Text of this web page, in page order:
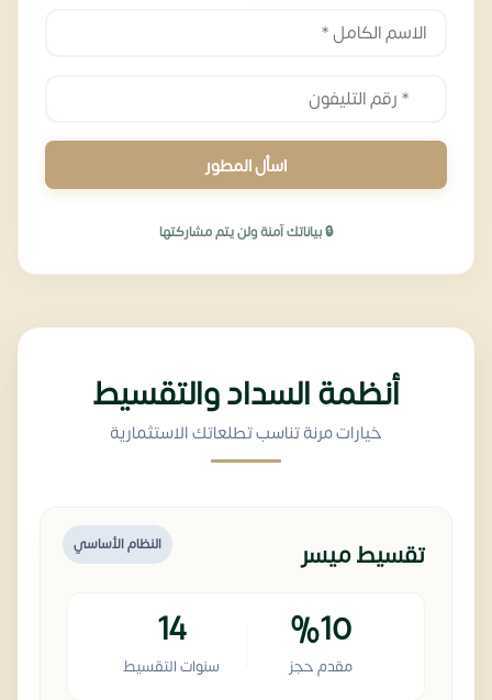
اسأل المطور
🔒 بياناتك آمنة ولن يتم مشاركتها
أنظمة السداد والتقسيط
خيارات مرنة تناسب تطلعاتك الاستثمارية
النظام الأساسي تقسيط ميسر
%10
مقدم حجز
14
سنوات التقسيط